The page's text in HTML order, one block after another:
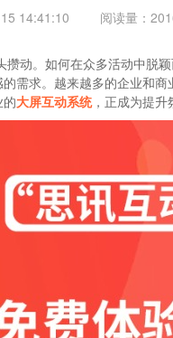
14:41:10 阅读量 ：
动。如何在众多活动中脱
需求。越来越多的企业和
大屏互动系统，正成为提升